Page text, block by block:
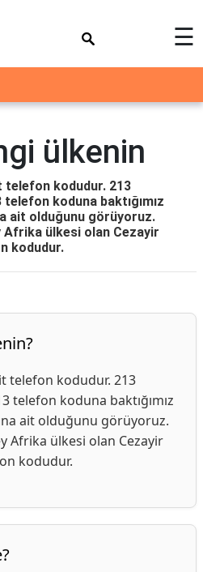
☰
ülkenin
telefon kodudur. 213
koduna baktığımız
ait olduğunu görüyoruz.
ülkesi olan Cezayir
kodudur.
telefon kodudur. 213
telefon koduna baktığımız
ait olduğunu görüyoruz.
Afrika ülkesi olan Cezayir
kodudur.